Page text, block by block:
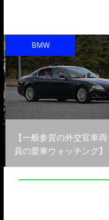
BMW
【一般参賀の外交官車両
員の愛車ウォッチング】